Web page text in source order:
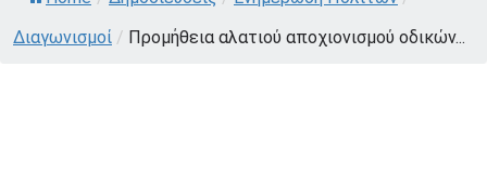
Διαγωνισμοί / Προμήθεια αλατιού αποχιονισμού οδικών...